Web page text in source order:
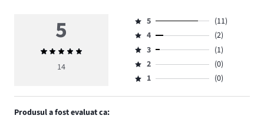
5
Evaluarea
medie
14
Evaluare
5,
numărul
de
voturi
11.
5
(11)
Evaluare
4,
numărul
de
2.
4
(2)
Evaluare
3,
numărul
3
(1)
Evaluare
2,
2
(0)
Evaluare
1,
1 (0)
Produsul a fost evaluat ca: